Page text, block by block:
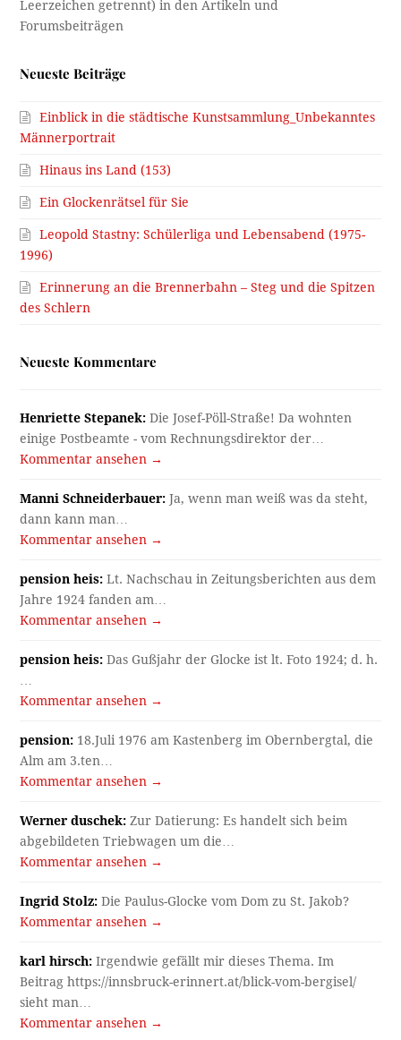
Neueste Beiträge
Einblick in die städtische Kunstsammlung_Unbekanntes
Männerportrait
Hinaus ins Land (153)
Ein Glockenrätsel für Sie
Leopold Stastny: Schülerliga und Lebensabend (1975-
1996)
Erinnerung an die Brennerbahn – Steg und die Spitzen
des Schlern
Neueste Kommentare
Henriette Stepanek: Die Josef-Pöll-Straße! Da wohnten
einige Postbeamte - vom Rechnungsdirektor der…
Kommentar ansehen →
Manni Schneiderbauer: Ja, wenn man weiß was da steht,
dann kann man…
Kommentar ansehen →
pension heis: Lt. Nachschau in Zeitungsberichten aus dem
Jahre 1924 fanden am…
Kommentar ansehen →
pension heis: Das Gußjahr der Glocke ist lt. Foto 1924; d. h.
Kommentar ansehen →
pension: 18.Juli 1976 am Kastenberg im Obernbergtal, die
Alm am 3.ten…
Kommentar ansehen →
Werner duschek: Zur Datierung: Es handelt sich beim
abgebildeten Triebwagen um die…
Kommentar ansehen →
Ingrid Stolz: Die Paulus-Glocke vom Dom zu St. Jakob?
Kommentar ansehen →
karl hirsch: Irgendwie gefällt mir dieses Thema. Im
Beitrag https://innsbruck-erinnert.at/blick-vom-bergisel/
sieht man…
Kommentar ansehen →